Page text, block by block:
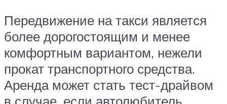
Передвижение на такси является
более дорогостоящим и менее
комфортным вариантом, нежели
прокат транспортного средства.
Аренда может стать тест-драйвом